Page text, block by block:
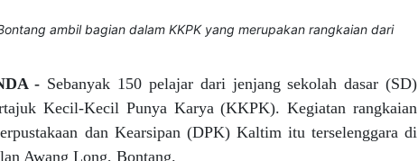
ambil bagian dalam KKPK yang merupakan rangkaian dari
- Sebanyak 150 pelajar dari jenjang sekolah dasar (SD)
Kecil-Kecil Punya Karya (KKPK). Kegiatan rangkaian
dan Kearsipan (DPK) Kaltim itu terselenggara di
Awang Long, Bontang.